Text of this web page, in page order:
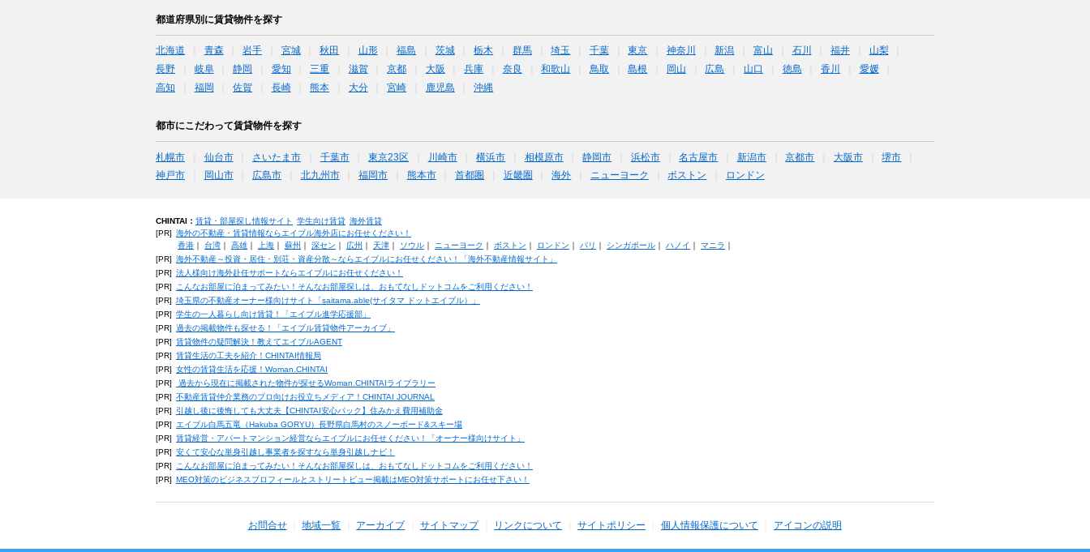
都道府県別に賃貸物件を探す
北海道 青森 岩手 宮城 秋田 山形 福島 茨城 栃木 群馬 埼玉 千葉 東京 神奈川 新潟 富山 石川 福井
山梨
長野
岐阜 静岡 愛知 三重 滋賀 京都 大阪 兵庫 奈良 和歌山 鳥取 島根 岡山 広島 山口 徳島 香川
愛媛
高知
福岡 佐賀 長崎 熊本 大分 宮崎 鹿児島 沖縄
都市にこだわって賃貸物件を探す
札幌市 仙台市 さいたま市 千葉市 東京23区 川崎市 横浜市 相模原市 静岡市 浜松市 名古屋市 新潟市 京都市 大阪市
堺市
神戸市
岡山市 広島市 北九州市 福岡市 熊本市 首都圏 近畿圏 海外 ニューヨーク ボストン ロンドン
CHINTAI： 賃貸・部屋探し情報サイト 学生向け賃貸 海外賃貸
[PR] 海外の不動産・賃貸情報ならエイブル海外店にお任せください！
香港｜ 台湾｜ 高雄｜ 上海｜ 蘇州 深セン 広州 天津｜ ソウル｜ ニューヨーク ボストン ロンドン パリ シンガポール｜ ハノイ マニラ
[PR] 海外不動産～投資・居住・別荘・資産分散～ならエイブルにお任せください！「海外不動産情報サイト」
[PR] 法人様向け海外赴任サポートならエイブルにお任せください！
[PR]
こんなお部屋に泊まってみたい！そんなお部屋探しは、おもてなしドットコムをご利用ください！
[PR] 埼玉県の不動産オーナー様向けサイト「saitama.able(サイタマ ドットエイブル）」
[PR] 学生の一人暮らし向け賃貸！「エイブル進学応援部」
[PR] 過去の掲載物件も探せる！「エイブル賃貸物件アーカイブ」
[PR] 賃貸物件の疑問解決！教えてエイブルAGENT
[PR] 賃貸生活の工夫を紹介！CHINTAI情報局
[PR] 女性の賃貸生活を応援！Woman.CHINTAI
[PR]
過去から現在に掲載された物件が探せるWoman.CHINTAIライブラリー
[PR] 不動産賃貸仲介業務のプロ向けお役立ちメディア！CHINTAI JOURNAL
[PR]
引越し後に後悔しても大丈夫【CHINTAI安心パック】住みかえ費用補助金
[PR] エイブル白馬五竜（Hakuba GORYU）長野県白馬村のスノーボード&スキー場
[PR] 賃貸経営・アパートマンション経営ならエイブルにお任せください！「オーナー様向けサイト」
[PR] 安くて安心な単身引越し事業者を探すなら単身引越しナビ！
[PR]
こんなお部屋に泊まってみたい！そんなお部屋探しは、おもてなしドットコムをご利用ください！
[PR] MEO対策のビジネスプロフィールとストリートビュー掲載はMEO対策サポートにお任せ下さい！
お問合せ 地域一覧 アーカイブ サイトマップ リンクについて サイトポリシー 個人情報保護について アイコンの説明